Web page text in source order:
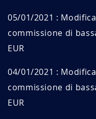
05/01/2021 :
commissione di
EUR
04/01/2021 :
commissione di
EUR